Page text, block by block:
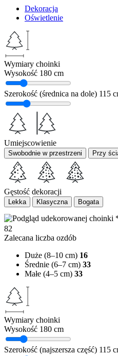
Dekoracja
Oświetlenie
Wymiary choinki
Wysokość 180 cm
Szerokość (średnica na dole) 115
Umiejscowienie
Swobodnie w przestrzeni Przy
Gęstość dekoracji
Lekka Klasyczna Bogata
82
Zalecana liczba ozdób
Duże (8–10 cm) 16
Średnie (6–7 cm) 33
Małe (4–5 cm) 33
Wymiary choinki
Wysokość 180 cm
Szerokość (najszersza część) 115